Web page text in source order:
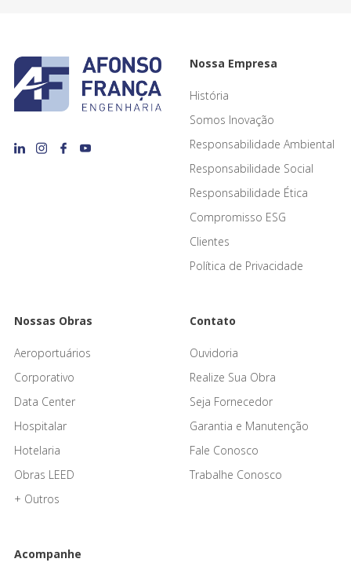
Nossa Empresa
História
Somos Inovação
Responsabilidade Ambiental
Responsabilidade Social
Responsabilidade Ética
Compromisso ESG
Clientes
Política de Privacidade
Nossas Obras
Aeroportuários
Corporativo
Data Center
Hospitalar
Hotelaria
Obras LEED
+ Outros
Contato
Ouvidoria
Realize Sua Obra
Seja Fornecedor
Garantia e Manutenção
Fale Conosco
Trabalhe Conosco
Acompanhe